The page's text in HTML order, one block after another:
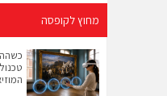
מחוץ לקופסה